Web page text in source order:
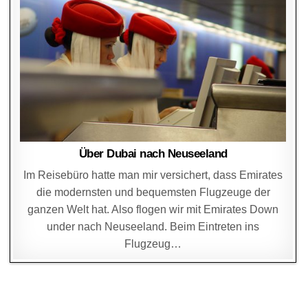
Über Dubai nach Neuseeland
Im Reisebüro hatte man mir versichert, dass Emirates
die modernsten und bequemsten Flugzeuge der
ganzen Welt hat. Also flogen wir mit Emirates Down
under nach Neuseeland. Beim Eintreten ins
Flugzeug…